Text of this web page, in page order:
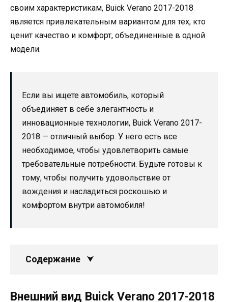
своим характеристикам, Buick Verano 2017-2018
является привлекательным вариантом для тех, кто
ценит качество и комфорт, объединенные в одной
модели.
Если вы ищете автомобиль, который
объединяет в себе элегантность и
инновационные технологии, Buick Verano 2017-
2018 — отличный выбор. У него есть все
необходимое, чтобы удовлетворить самые
требовательные потребности. Будьте готовы к
тому, чтобы получить удовольствие от
вождения и насладиться роскошью и
комфортом внутри автомобиля!
Содержание
Внешний вид Buick Verano 2017-2018